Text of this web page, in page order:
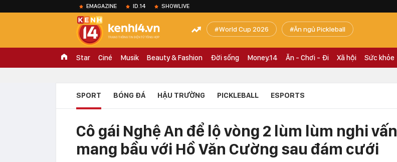
EMAGAZINE ID.14 SHOWLIVE
World Cup 2026 Ăn ngủ Pickleball
Star Ciné Musik Beauty & Fashion Đời sống Money.14 Ăn - Chơi - Đi Xã hội Sức khỏe
SPORT BÓNG ĐÁ HẬU TRƯỜNG PICKLEBALL ESPORTS
Cô gái Nghệ An để lộ vòng 2 lùm lùm nghi vấn
mang bầu với Hồ Văn Cường sau đám cưới